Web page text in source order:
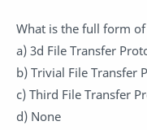
What is the full form of
a) 3d File Transfer
b) Trivial File Transfer
c) Third File Transfer
d) None